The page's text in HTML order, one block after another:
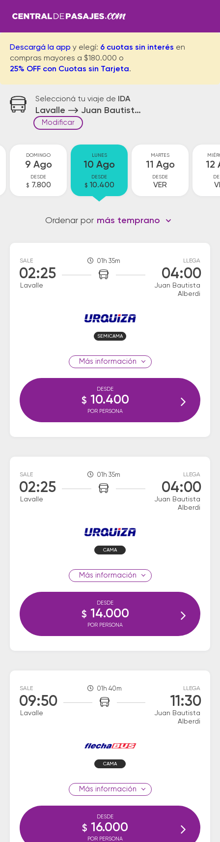
Descargá la app y elegí: 6 cuotas sin interés en
compras mayores a $180.000 o
25% OFF con Cuotas sin Tarjeta.
Seleccioná tu viaje de IDA
Lavalle Juan Bautista Alberdi
Modificar
DOMINGO
9 Ago
DESDE
$ 7.800
LUNES
10 Ago
DESDE
$ 10.400
MARTES
11 Ago
DESDE
VER
12
Ordenar por más temprano
SALE
02:25
Lavalle
01h 35m LLEGA
04:00
Juan Bautista
Alberdi
SEMICAMA
información
DESDE
$ 10.400
POR PERSONA
SALE
02:25
Lavalle
01h 35m LLEGA
04:00
Juan Bautista
Alberdi
CAMA
información
DESDE
$ 14.000
POR PERSONA
SALE
09:50
Lavalle
01h 40m LLEGA
11:30
Juan Bautista
Alberdi
CAMA
información
DESDE
$ 16.000
POR PERSONA